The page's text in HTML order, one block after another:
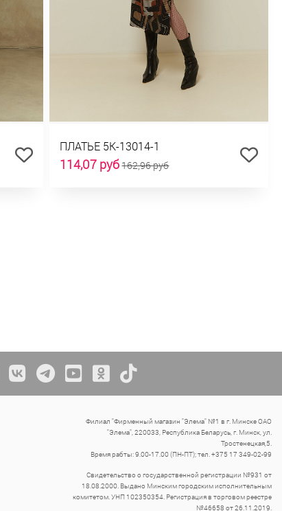
ПЛАТЬЕ 5К-13014-1
114,07 руб162,96 руб
Филиал "Фирменный магазин "Элема" №1 в г. Минске ОАО
"Элема", 220033, Республика Беларусь, г. Минск, ул.
Тростенецкая,5.
Время рабты: 9.00-17.00 (ПН-ПТ); тел. +375 17 349-02-99
Свидетельство о государственной регистрации №931 от
18.08.2000. Выдано Минским городским исполнительным
комитетом. УНП 102350354. Регистрация в торговом реестре
№46658 от 26.11.2019.